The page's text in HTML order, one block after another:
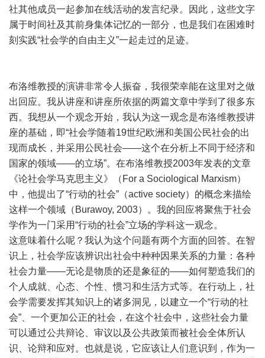
社其他成员一起参加在线活动的发言纪录。因此，这些文字
属于时间社及其前身集体记忆的一部分，也是我们在困难时
刻实践“社会学的自由主义”一起走过的足迹。
布洛维教授的演讲非常令人振奋，我很荣幸能在这里对之做
出回应。我从讲座和讲座所依据的两篇文章中学到了很多东
西。我想从一个观念开始，我认为这一观念是布洛维教授讲
座的基础，即“社会学随着19世纪欧洲和美国公民社会的出
现而成长，并采用公民社会——这个在分析上不同于经济和
国家的领域——的立场”。在布洛维教授2003年发表的文章
《论社会学马克思主义》（For a Sociological Marxism）
中，他提出了“行动的社会”（active society）的概念来描绘
这样一个领域（Burawoy, 2003）。我的回应将聚焦于社会
学作为一门采用“行动的社会”立场的学科这一观念。
这意味着什么呢？我认为这个问题有两个方面的回答。在智
识上，社会学应该辨识出社会中种种因果关系的力量：各种
社会力量——无论是物质的还是象征的——如何塑造我们的
个人成就、心态、个性、惯习和生活方式等。在行动上，社
会学需要发挥其知识上的诸多洞见，以建立一个“行动的社
会”、一个更加公正的社会，在这个社会中，这些社会力量
可以通过公共辩论、审议以及公共政策而被社会全体所认
识、论辩和应对。也就是说，它应该让人们意识到，作为一